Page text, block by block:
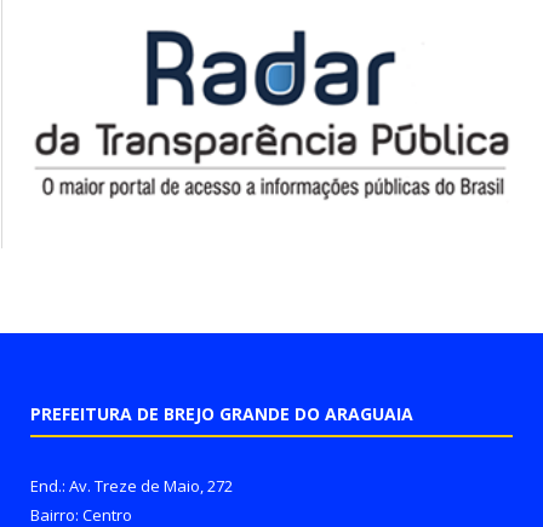
PREFEITURA DE BREJO GRANDE DO ARAGUAIA
End.: Av. Treze de Maio, 272
Bairro: Centro